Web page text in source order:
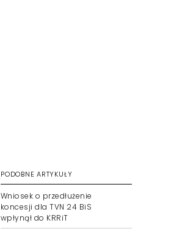
PODOBNE ARTYKUŁY
Wniosek o przedłużenie
koncesji dla TVN 24 BiS
wpłynął do KRRiT